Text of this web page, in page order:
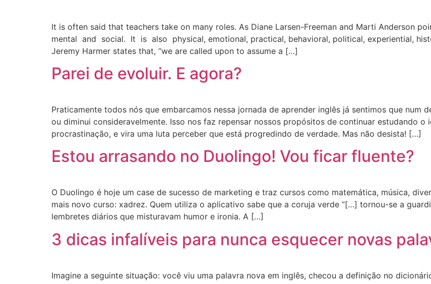
It is often said that teachers take on many roles. As Diane Larsen-Freeman and Marti
mental and social. It is also physical, emotional, practical, behavioral, political, experiential,
Jeremy Harmer states that, “we are called upon to assume a […]
Parei de evoluir. E agora?
Praticamente todos nós que embarcamos nessa jornada de aprender inglês já sentimos que num
ou diminui consideravelmente. Isso nos faz repensar nossos propósitos de continuar estudando o
procrastinação, e vira uma luta perceber que está progredindo de verdade. Mas não desista! […]
Estou arrasando no Duolingo! Vou ficar fluente?
O Duolingo é hoje um case de sucesso de marketing e traz cursos como matemática, música,
mais novo curso: xadrez. Quem utiliza o aplicativo sabe que a coruja verde “[…] tornou-se a
lembretes diários que misturavam humor e ironia. A […]
3 dicas infalíveis para nunca esquecer novas
Imagine a seguinte situação: você viu uma palavra nova em inglês, checou a definição no